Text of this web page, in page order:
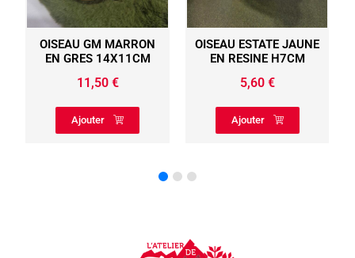
OISEAU GM MARRON
EN GRES 14X11CM
11,50 €
Ajouter
OISEAU ESTATE JAUNE
EN RESINE H7CM
5,60 €
Ajouter